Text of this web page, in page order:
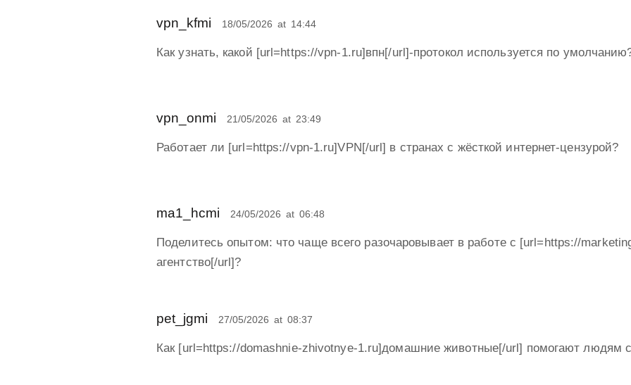
vpn_kfmi 18/05/2026 at 14:44
Как узнать, какой [url=https://vpn-1.ru]впн[/url]-протокол используется по
vpn_onmi 21/05/2026 at 23:49
Работает ли [url=https://vpn-1.ru]VPN[/url] в странах с жёсткой интернет-цензурой?
ma1_hcmi 24/05/2026 at 06:48
Поделитесь опытом: что чаще всего разочаровывает в работе с [url=https://
агентство[/url]?
pet_jgmi 27/05/2026 at 08:37
Как [url=https://domashnie-zhivotnye-1.ru]домашние животные[/url] помогают людям